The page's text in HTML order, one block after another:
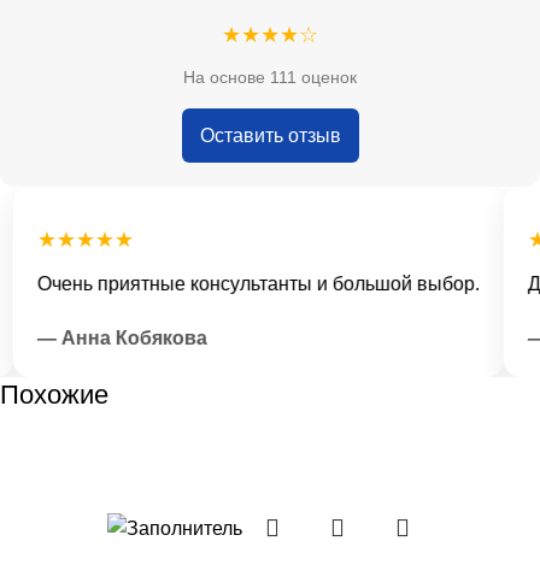
★★★★☆
На основе 111 оценок
Оставить отзыв
★★★★★
Очень приятные консультанты и большой выбор.
— Анна Кобякова —
Похожие